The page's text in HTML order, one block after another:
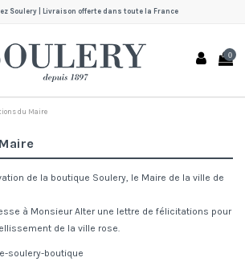
Soulery | Livraison offerte dans toute la France
0
du Maire
de la boutique Soulery, le Maire de la ville de
à Monsieur Alter une lettre de félicitations pour
de la ville rose.